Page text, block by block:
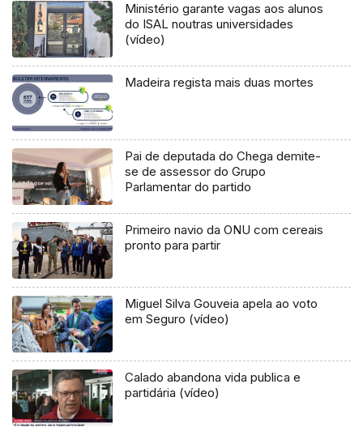
Ministério garante vagas aos alunos
do ISAL noutras universidades
(vídeo)
Madeira regista mais duas mortes
Pai de deputada do Chega demite-
se de assessor do Grupo
Parlamentar do partido
Primeiro navio da ONU com cereais
pronto para partir
Miguel Silva Gouveia apela ao voto
em Seguro (vídeo)
Calado abandona vida publica e
partidária (vídeo)